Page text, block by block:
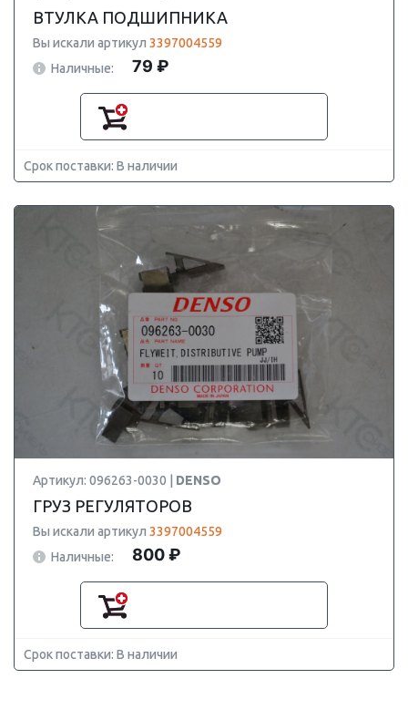
ВТУЛКА ПОДШИПНИКА
Вы искали артикул 3397004559
Наличные:
79 ₽
Срок поставки: В наличии
Артикул: 096263-0030 | DENSO
ГРУЗ РЕГУЛЯТОРОВ
Вы искали артикул 3397004559
Наличные:
800 ₽
Срок поставки: В наличии